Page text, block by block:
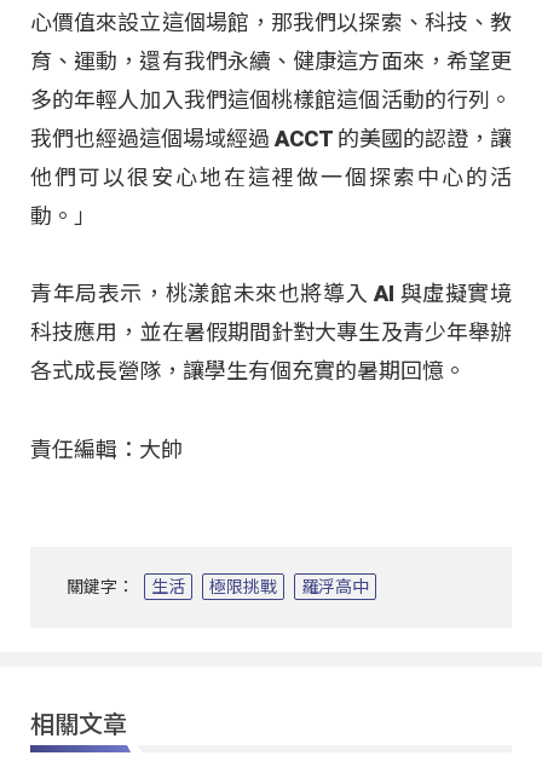
心價值來設立這個場館，那我們以探索、科技、教
育、運動，還有我們永續、健康這方面來，希望更
多的年輕人加入我們這個桃樣館這個活動的行列。
我們也經過這個場域經過 ACCT 的美國的認證，讓
他們可以很安心地在這裡做一個探索中心的活
動 。」
青年局表示，桃漾館未來也將導入 AI 與虛擬實境
科技應用，並在暑假期間針對大專生及青少年舉辦
各式成長營隊，讓學生有個充實的暑期回憶 。
責任編輯：大帥
關鍵字： 生活 極限挑戰 羅浮高中
相關文章